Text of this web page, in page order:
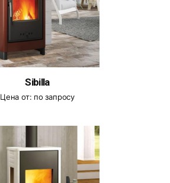
Sibilla
Цена от: по запросу